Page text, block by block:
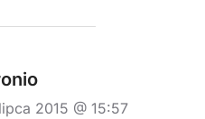
2015 @ 15:57